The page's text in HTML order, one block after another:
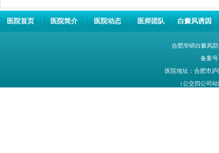
医院首页 医院简介 医院动态 医师团队 白癜风诱因
合肥华研白癜风
备案号
医院地址：合肥市
（公交四公司